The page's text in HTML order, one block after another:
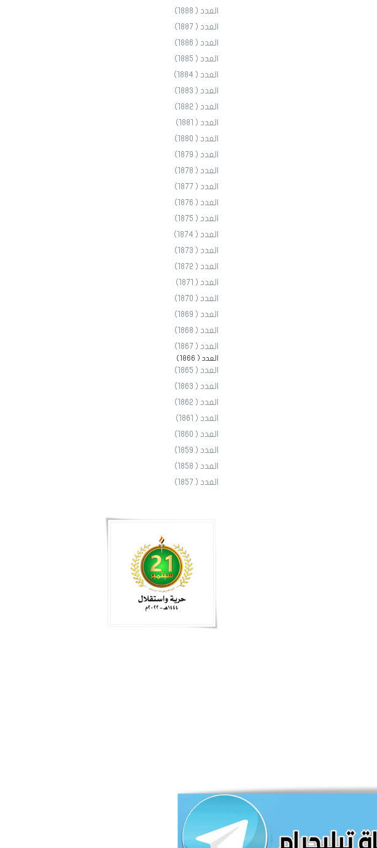
العدد ( 1888)
العدد ( 1887)
العدد ( 1886)
العدد ( 1885)
العدد ( 1884)
العدد ( 1883)
العدد ( 1882)
العدد ( 1881)
العدد ( 1880)
العدد ( 1879)
العدد ( 1878)
العدد ( 1877)
العدد ( 1876)
العدد ( 1875)
العدد ( 1874)
العدد ( 1873)
العدد ( 1872)
العدد ( 1871)
العدد ( 1870)
العدد ( 1869)
العدد ( 1868)
العدد ( 1867)
العدد ( 1866)
العدد ( 1865)
العدد ( 1863)
العدد ( 1862)
العدد ( 1861)
العدد ( 1860)
العدد ( 1859)
العدد ( 1858)
العدد ( 1857)